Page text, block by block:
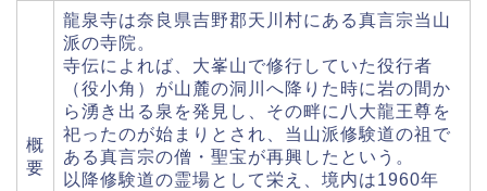
概
要
龍泉寺は奈良県吉野郡天川村にある真言宗当山
派の寺院。
寺伝によれば、大峯山で修行していた役行者
（役小角）が山麓の洞川へ降りた時に岩の間か
ら湧き出る泉を発見し、その畔に八大龍王尊を
祀ったのが始まりとされ、当山派修験道の祖で
ある真言宗の僧・聖宝が再興したという。
以降修験道の霊場として栄え、境内は1960年